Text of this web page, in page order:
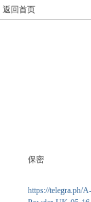
返回首页
保密
https://telegra.ph/